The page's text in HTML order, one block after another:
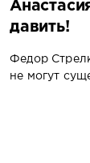
давить!
Федор
не могут